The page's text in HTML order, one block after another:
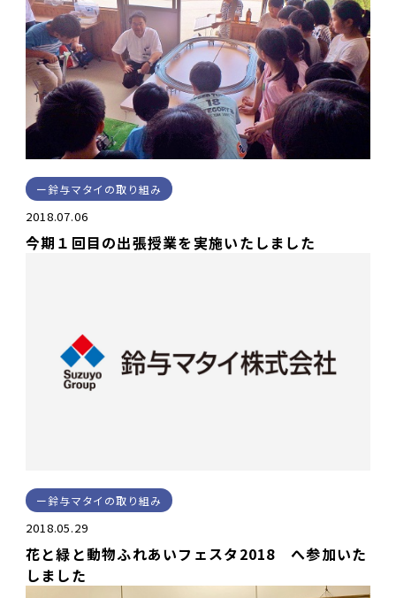
鈴与マタイの取り組み
2018.07.06
今期１回目の出張授業を実施いたしました
鈴与マタイの取り組み
2018.05.29
花と緑と動物ふれあいフェスタ2018 へ参加いた
しました